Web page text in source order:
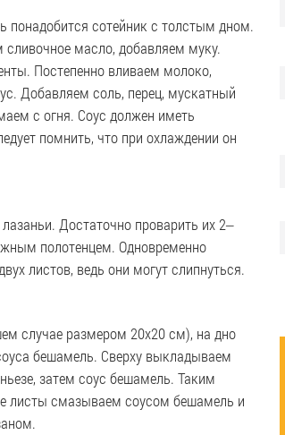
понадобится сотейник с толстым дном.
сливочное масло, добавляем муку.
Постепенно вливаем молоко,
Добавляем соль, перец, мускатный
с огня. Соус должен иметь
помнить, что при охлаждении он
Достаточно проварить их 2‒
полотенцем. Одновременно
листов, ведь они могут слипнуться.
случае размером 20x20 см), на дно
бешамель. Сверху выкладываем
затем соус бешамель. Таким
листы смазываем соусом бешамель и